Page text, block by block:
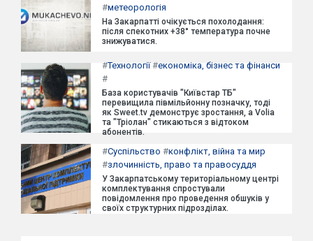
#метеорологія
На Закарпатті очікується похолодання:
після спекотних +38° температура почне
знижуватися.
#Технології#економіка, бізнес та фінанси
#
База користувачів "Київстар ТБ"
перевищила півмільйонну позначку, тоді
як Sweet.tv демонструє зростання, а Volia
та "Тріолан" стикаються з відтоком
абонентів.
#Суспільство #конфлікт, війна та мир
#злочинність, право та правосуддя
У Закарпатському територіальному центрі
комплектування спростували
повідомлення про проведення обшуків у
своїх структурних підрозділах.